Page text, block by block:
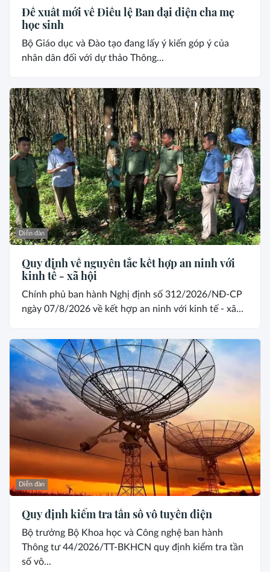
Đề xuất mới về Điều lệ Ban đại diện cha mẹ
học sinh
Bộ Giáo dục và Đào tạo đang lấy ý kiến góp ý của
nhân dân đối với dự thảo Thông...
Diễn đàn
Quy định về nguyên tắc kết hợp an ninh với
kinh tế - xã hội
Chính phủ ban hành Nghị định số 312/2026/NĐ-CP
ngày 07/8/2026 về kết hợp an ninh với kinh tế - xã...
Diễn đàn
Quy định kiểm tra tần số vô tuyến điện
Bộ trưởng Bộ Khoa học và Công nghệ ban hành
Thông tư 44/2026/TT-BKHCN quy định kiểm tra tần
số vô...